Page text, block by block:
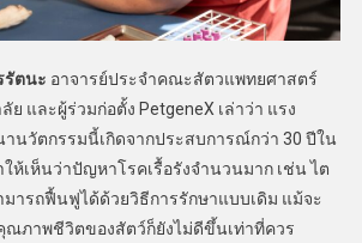
รัตนะ อาจารย์ประจำคณะสัตวแพทยศาสตร์
และผู้ร่วมก่อตั้ง PetgeneX เล่าว่า แรง
นวัตกรรมนี้เกิดจากประสบการณ์กว่า 30 ปีใน
ห้เห็นว่าปัญหาโรคเรื้อรังจำนวนมาก เช่น ไต
มารถฟื้นฟูได้ด้วยวิธีการรักษาแบบเดิม แม้จะ
ณภาพชีวิตของสัตว์ก็ยังไม่ดีขึ้นเท่าที่ควร